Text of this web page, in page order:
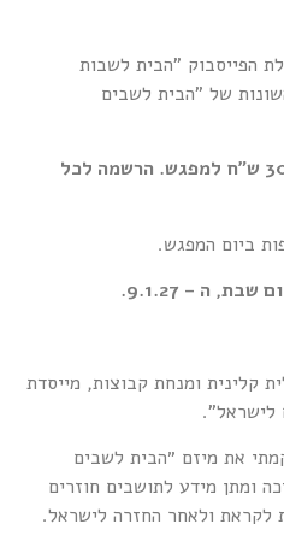
הפייסבוק "הבית לשבות
של "הבית לשבים
המפגשים בעלות סמלית של 30 ש״ח למפגש. הרשמה לכל
ביום המפגש.
ה – 9.1.27.
קלינית ומנחת קבוצות, מייסדת
לישראל".
את מיזם ״הבית לשבים
ומתן מידע לתושבים חוזרים
לקראת ולאחר החזרה לישראל.